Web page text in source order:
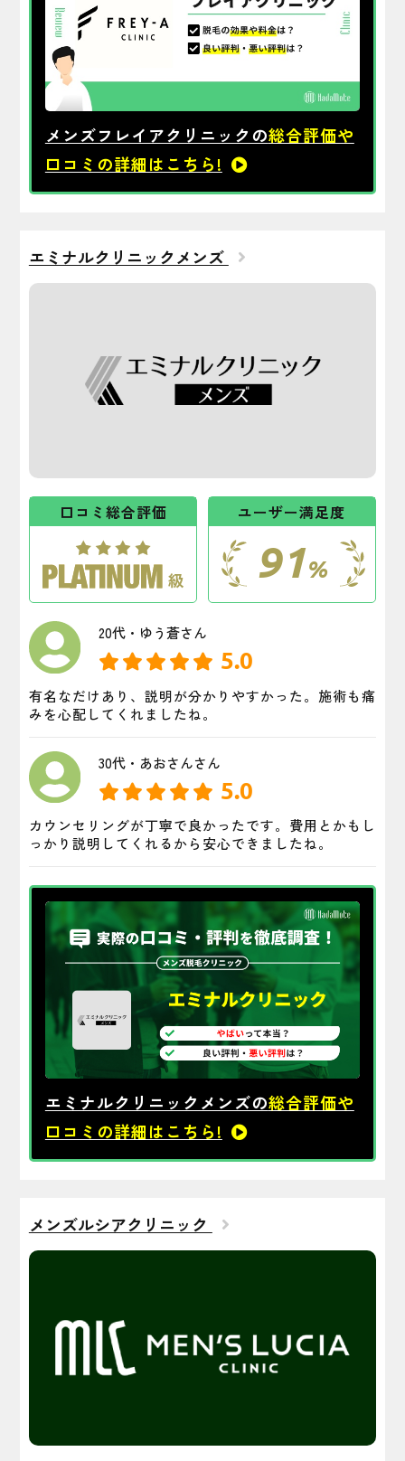
メンズフレイアクリニックの総合評価や
口コミの詳細はこちら!
エミナルクリニックメンズ
口コミ総合評価 ユーザー満足度
91%
20代・ゆう蒼さん
5.0
有名なだけあり、説明が分かりやすかった。施術も痛
みを心配してくれましたね。
30代・あおさんさん
5.0
カウンセリングが丁寧で良かったです。費用とかもし
っかり説明してくれるから安心できましたね。
エミナルクリニックメンズの総合評価や
口コミの詳細はこちら!
メンズルシアクリニック